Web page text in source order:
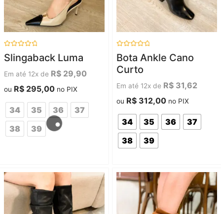
0
Slingaback Luma
Em até 12x de R$ 29,90
ou R$ 295,00 no PIX
34 35 36
37
38
39
0
5
Bota Ankle Cano
Curto
Em até 12x de R$ 31,62
ou R$ 312,00 no PIX
34 35 36
37
38
39